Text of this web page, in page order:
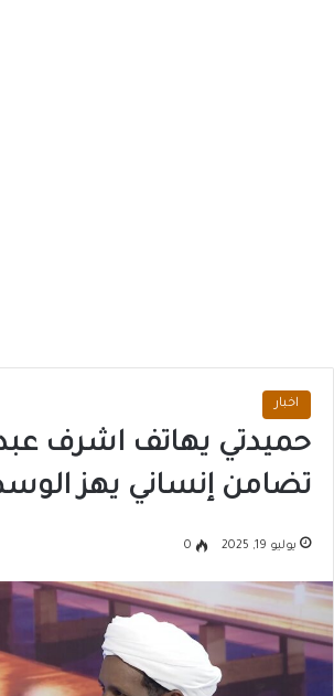
اخبار
حميدتي يهاتف اشرف عبد
تضامن إنساني يهز
يوليو 19, 2025 0